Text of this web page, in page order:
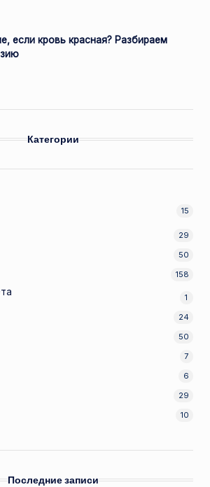
если кровь красная? Разбираем
Категории
15
29
50
158
1
24
50
7
6
29
10
Последние записи